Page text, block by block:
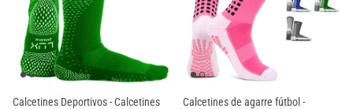
Calcetines Deportivos - Calcetines
Calcetines de agarre fútbol -